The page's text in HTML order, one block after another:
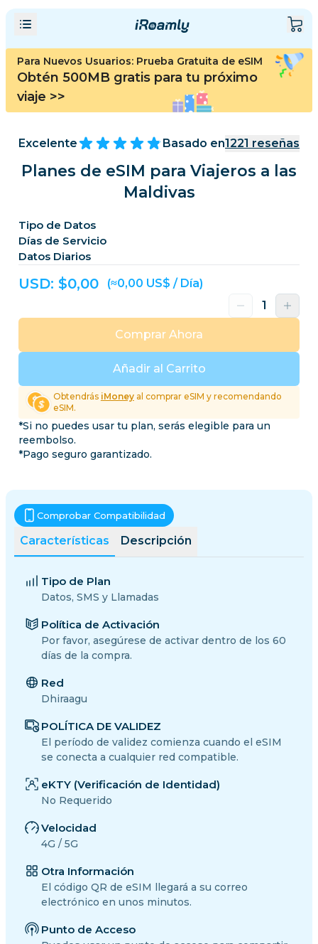
Para Nuevos Usuarios: Prueba Gratuita de eSIM
Obtén 500MB gratis para tu próximo
viaje >>
Excelente Basado en1221 reseñas
Planes de eSIM para Viajeros a las
Maldivas
Tipo de Datos
Días de Servicio
Datos Diarios
USD: $0,00 (≈0,00 US$ / Día)
Añadir al Carrito
Comprar Ahora
Obtendrás iMoneyal comprar eSIM y recomendando
eSIM.
*Si no puedes usar tu plan, serás elegible para un
reembolso.
*Pago seguro garantizado.
Características Descripción
Comprobar Compatibilidad
Tipo de Plan
Datos, SMS y Llamadas
Política de Activación
Por favor, asegúrese de activar dentro de los 60
días de la compra.
Red
Dhiraagu
POLÍTICA DE VALIDEZ
El período de validez comienza cuando el eSIM
se conecta a cualquier red compatible.
eKTY (Verificación de Identidad)
No Requerido
Velocidad
4G / 5G
Otra Información
El código QR de eSIM llegará a su correo
electrónico en unos minutos.
Punto de Acceso